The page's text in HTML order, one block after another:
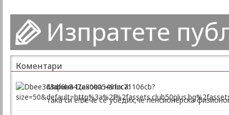
Изпратете
Коментари
Марина Цекова написа:
така си е!Вече се убедих,че пенсионерска